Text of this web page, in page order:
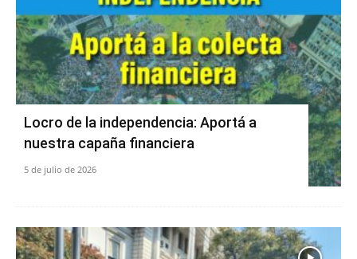
Locro de la independencia: Aportá a
nuestra capaña financiera
5 de julio de 2026